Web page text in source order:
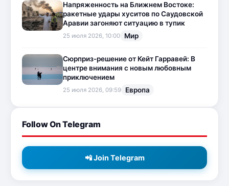
Напряженность на Ближнем Востоке:
ракетные удары хуситов по Саудовской
Аравии загоняют ситуацию в тупик
25 июля 2026, 10:00 Мир
Сюрприз-решение от Кейт Гарравей: В
центре внимания с новым любовным
приключением
25 июля 2026, 09:59 Европа
Follow On Telegram
📲 Join Telegram